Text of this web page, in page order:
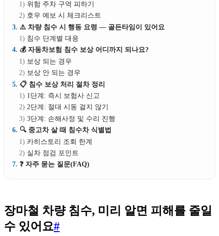
위험 주차 구역 피하기
호우 예보 시 체크리스트
⚠️ 차량 침수 시 행동 요령 — 골든타임이 있어요
침수 단계별 대응
💰 자동차보험 침수 보상 어디까지 되나요?
보상 되는 경우
보상 안 되는 경우
📋 침수 보상 처리 절차 정리
1단계: 즉시 보험사 신고
2단계: 절대 시동 걸지 않기
3단계: 손해사정 및 수리 진행
🔍 중고차 살 때 침수차 식별법
카히스토리 조회 한계
실차 점검 포인트
❓ 자주 묻는 질문(FAQ)
장마철 차량 침수, 미리 알면 피해를 줄일
수 있어요#